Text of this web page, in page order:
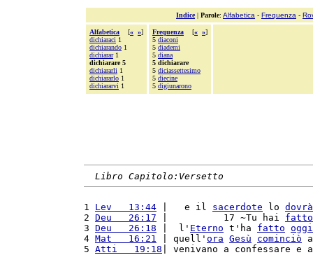
Indice| Parole: Alfabetica - Frequenza -
Alfabetica [« »]
dichiaraci 1
dichiarando 1
dichiarar1
dichiarare 5
dichiararli 1
dichiararlo 1
dichiararvi 1
Frequenza [« »]
5 diaconi
5 diademi
5 diana
5 dichiarare
5 diciassettesimo
5 diecine
5 digiunarono
Libro Capitolo:Versetto
1 Lev   13:44 |   e il sacerdote lo dovrà
2 Deu   26:17 |          17 ~Tu hai fatto
3 Deu   26:18 |  l' Eterno t'ha fatto oggi
4 Mat   16:21 | quell' ora Gesù cominciò
5 Atti   19:18 | venivano a confessare e